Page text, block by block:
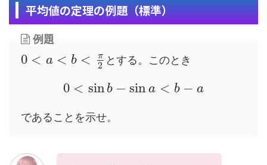
平均値の定理の例題（標準）
例題
0 < a < b < π
2 とする。このとき
0 < sin b − sin a < b − a
であることを示せ。